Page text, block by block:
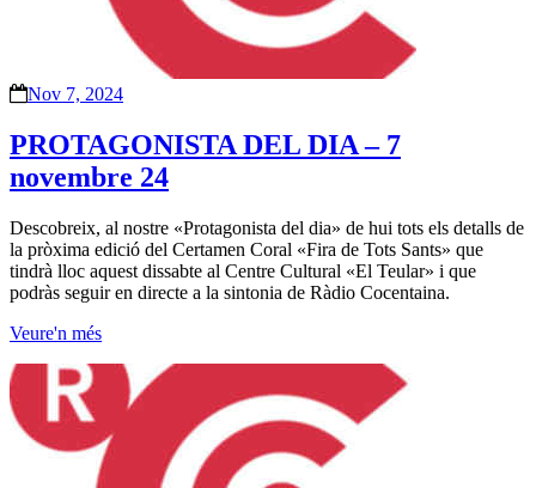
Nov 7, 2024
PROTAGONISTA DEL DIA – 7
novembre 24
Descobreix, al nostre «Protagonista del dia» de hui tots els detalls de
la pròxima edició del Certamen Coral «Fira de Tots Sants» que
tindrà lloc aquest dissabte al Centre Cultural «El Teular» i que
podràs seguir en directe a la sintonia de Ràdio Cocentaina.
Veure'n més